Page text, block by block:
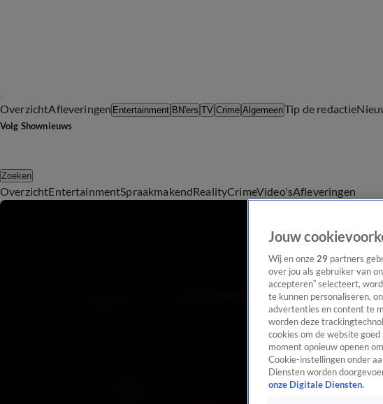
OverzichtAfleveringen Entertainment BN'ers TV Crime AlgemeenTip de redactie
Volg Shownieuws
Zoeken
OverzichtEntertainmentSpraakmakendRealityCrimeVideo'sAfleveringen
Jouw
Wij en onze 29 partners
over jou als gebruiker van
accepteren” selecteert,
te kunnen personaliseren,
advertenties en content te
worden deze
cookies om de website
moment opnieuw openen
Cookie-instellingen onder
Diensten worden
onze Digitale Diensten.